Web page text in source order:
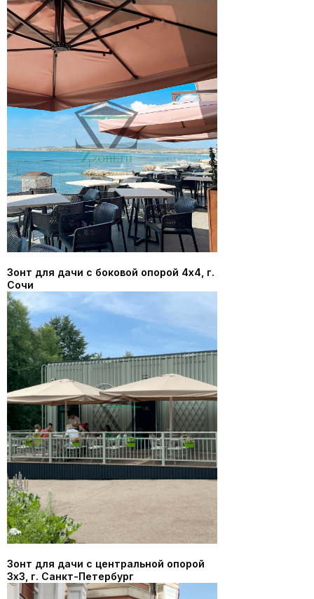
Зонт для дачи с боковой опорой 4х4, г.
Сочи
Зонт для дачи с центральной опорой
3х3, г. Санкт-Петербург